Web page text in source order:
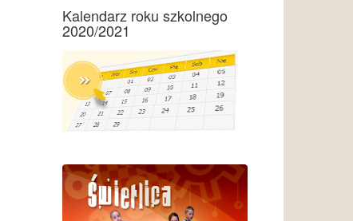
Kalendarz roku szkolnego
2020/2021